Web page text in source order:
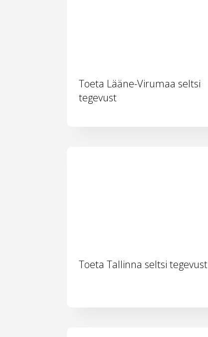
Toeta Lääne-Virumaa seltsi
tegevust
Toeta Tallinna seltsi tegevust